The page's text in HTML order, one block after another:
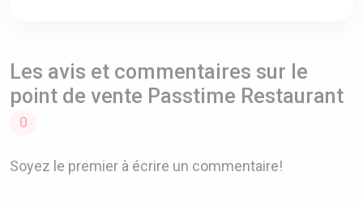
Les avis et commentaires sur le
point de vente Passtime Restaurant
0
Soyez le premier à écrire un commentaire!